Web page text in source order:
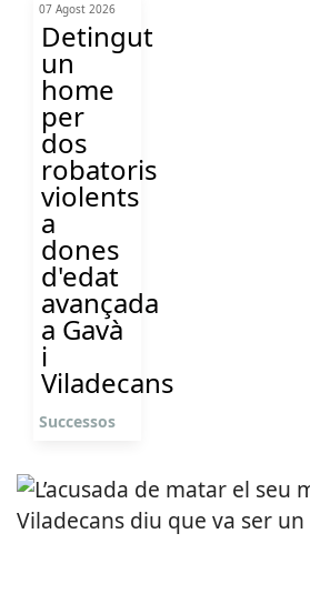
07 Agost 2026
Detingut
un
home
per
dos
robatoris
violents
a
dones
d'edat
avançada
a Gavà
i
Viladecans
Successos